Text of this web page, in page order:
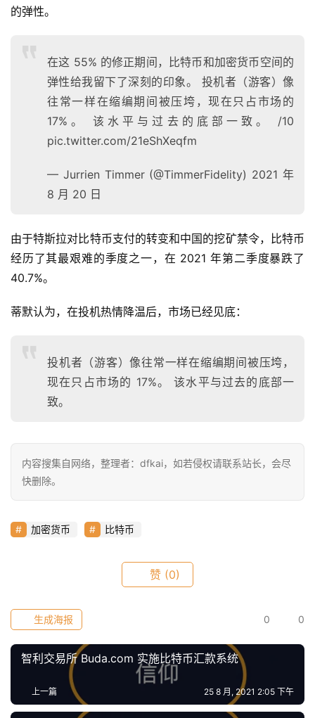
首
页
h
指
数
用
工
具
推
的弹性。
在这 55% 的修正期间，比特币和加密货币空间的
弹性给我留下了深刻的印象。 投机者（游客）像
往常一样在缩编期间被压垮，现在只占市场的
17%。 该水平与过去的底部一致。 /10
pic.twitter.com/21eShXeqfm
— Jurrien Timmer (@TimmerFidelity) 2021 年
8 月 20 日
由于特斯拉对比特币支付的转变和中国的挖矿禁令，比特币
经历了其最艰难的季度之一，在 2021 年第二季度暴跌了
40.7%。
蒂默认为，在投机热情降温后，市场已经见底：
投机者（游客）像往常一样在缩编期间被压垮，
现在只占市场的 17%。 该水平与过去的底部一
致。
内容搜集自网络，整理者：dfkai，如若侵权请联系站长，会尽
快删除。
加密货币 比特币
赞 (0)
0 0
生成海报
智利交易所 Buda.com 实施比特币汇款系统
上一篇 25 8 月, 2021 2:05 下午